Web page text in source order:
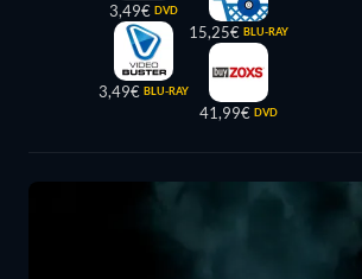
3,49€ DVD
3,49€ BLU-RAY
15,25€ BLU-RAY
41,99€ DVD